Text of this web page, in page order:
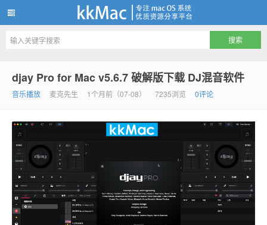
djay Pro for Mac v5.6.7 破解版下载 DJ混音软件
音乐播放 麦克先生 1个月前（07-08） 7235浏览 0评论